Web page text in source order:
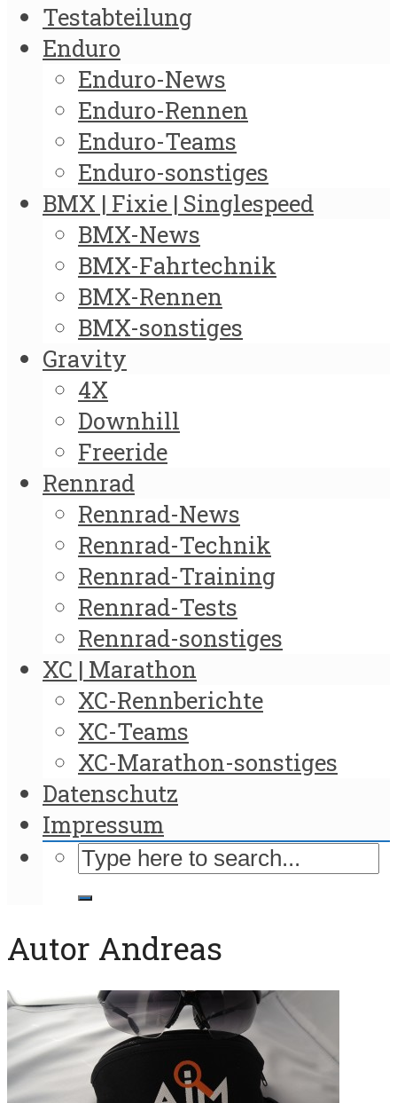
Testabteilung
Enduro
Enduro-News
Enduro-Rennen
Enduro-Teams
Enduro-sonstiges
BMX | Fixie | Singlespeed
BMX-News
BMX-Fahrtechnik
BMX-Rennen
BMX-sonstiges
Gravity
4X
Downhill
Freeride
Rennrad
Rennrad-News
Rennrad-Technik
Rennrad-Training
Rennrad-Tests
Rennrad-sonstiges
XC | Marathon
XC-Rennberichte
XC-Teams
XC-Marathon-sonstiges
Datenschutz
Impressum
Autor Andreas